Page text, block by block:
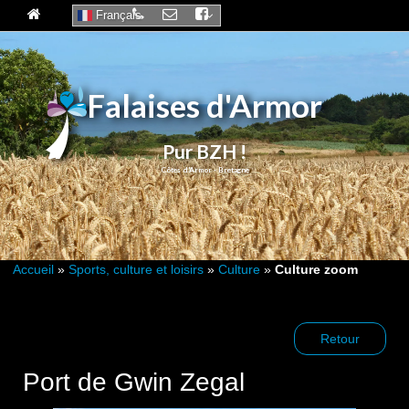
Falaises d'Armor
Pur BZH !
Accueil » Sports, culture et loisirs » Culture » Culture zoom
Retour
Port de Gwin Zegal
Français